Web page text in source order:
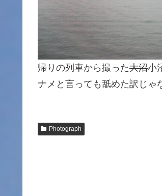
帰りの列車から撮った大沼小
ナメと言っても舐めた訳じゃ
Photograph